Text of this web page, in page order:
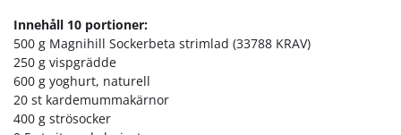
Innehåll 10 portioner:
500 g Magnihill Sockerbeta strimlad (33788 KRAV)
250 g vispgrädde
600 g yoghurt, naturell
20 st kardemummakärnor
400 g strösocker